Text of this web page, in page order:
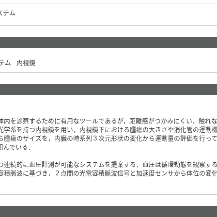
テム
ム 内視鏡
内を診察するために有用なツールであるが，距離感がつかみにくい，触
学系を持つ内視鏡を用い，内視鏡下における腫瘍の大きさや消化管の運
腫瘍のサイズを，内臓の時系列３次元形状の変化から運動量の評価を行っ
でいる．
連続的に血圧計測が可能なシステムを提案する．血圧は循環動態を観察
積脈波に基づき，２点間の光電容積脈波信号と加速度センサから体位の